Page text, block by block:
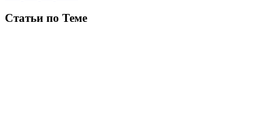
Статьи по Теме